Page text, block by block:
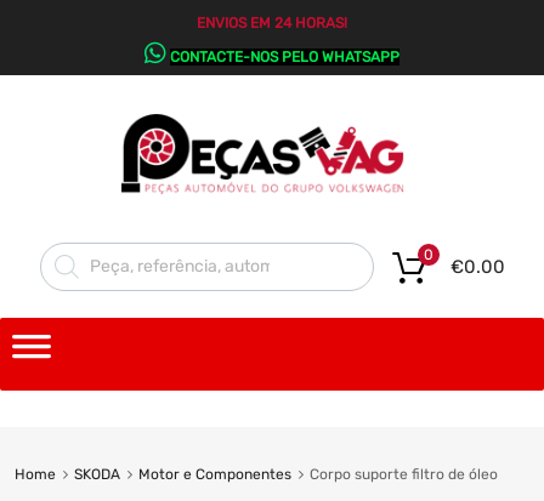
ENVIOS EM 24 HORAS!
CONTACTE-NOS PELO WHATSAPP
€0.00
0
Home SKODA Motor e Componentes Corpo suporte filtro de óleo